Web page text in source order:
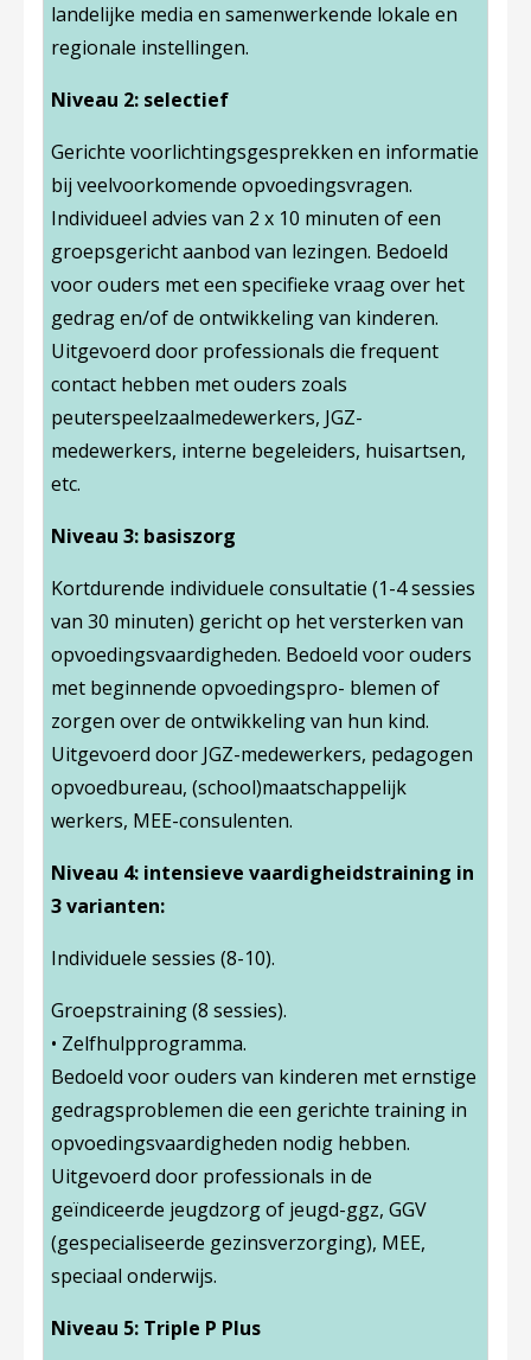
landelijke media en samenwerkende lokale en
regionale instellingen.
Niveau 2: selectief
Gerichte voorlichtingsgesprekken en informatie
bij veelvoorkomende opvoedingsvragen.
Individueel advies van 2 x 10 minuten of een
groepsgericht aanbod van lezingen. Bedoeld
voor ouders met een specifieke vraag over het
gedrag en/of de ontwikkeling van kinderen.
Uitgevoerd door professionals die frequent
contact hebben met ouders zoals
peuterspeelzaalmedewerkers, JGZ-
medewerkers, interne begeleiders, huisartsen,
etc.
Niveau 3: basiszorg
Kortdurende individuele consultatie (1-4 sessies
van 30 minuten) gericht op het versterken van
opvoedingsvaardigheden. Bedoeld voor ouders
met beginnende opvoedingspro- blemen of
zorgen over de ontwikkeling van hun kind.
Uitgevoerd door JGZ-medewerkers, pedagogen
opvoedbureau, (school)maatschappelijk
werkers, MEE-consulenten.
Niveau 4: intensieve vaardigheidstraining in
3 varianten:
Individuele sessies (8-10).
Groepstraining (8 sessies).
• Zelfhulpprogramma.
Bedoeld voor ouders van kinderen met ernstige
gedragsproblemen die een gerichte training in
opvoedingsvaardigheden nodig hebben.
Uitgevoerd door professionals in de
geïndiceerde jeugdzorg of jeugd-ggz, GGV
(gespecialiseerde gezinsverzorging), MEE,
speciaal onderwijs.
Niveau 5: Triple P Plus